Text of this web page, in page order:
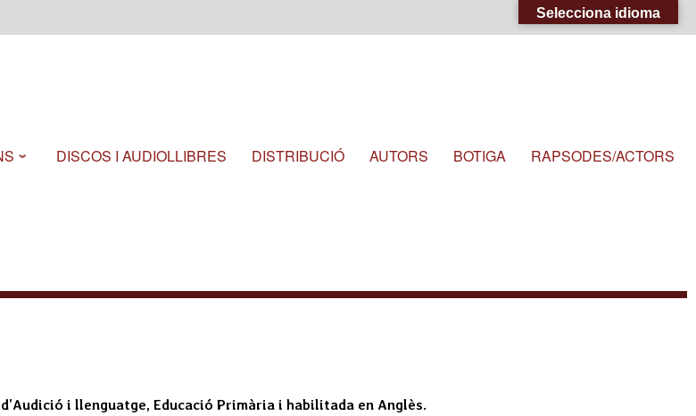
DISCOS I AUDIOLLIBRES DISTRIBUCIÓ AUTORS BOTIGA RAPSODES/ACTORS
i llenguatge, Educació Primària i habilitada en Anglès.
Selecciona idioma